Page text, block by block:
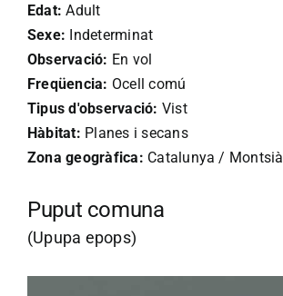
Edat: Adult
Sexe: Indeterminat
Observació: En vol
Freqüencia: Ocell comú
Tipus d'observació: Vist
Hàbitat: Planes i secans
Zona geogràfica: Catalunya / Montsià
Puput comuna
(Upupa epops)